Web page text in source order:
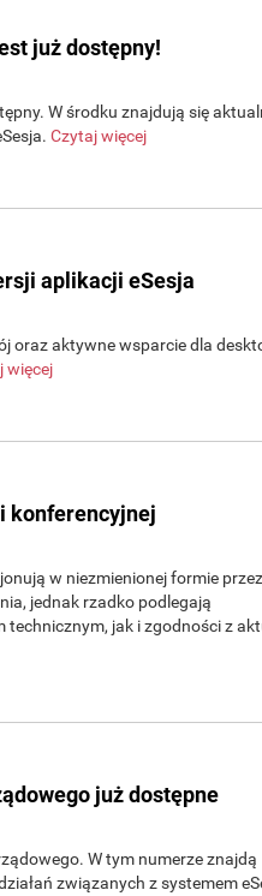
już dostępny!
W środku znajdują się
Czytaj więcej
aplikacji eSesja
oraz aktywne wsparcie dla
więcej
konferencyjnej
w niezmienionej formie przez
jednak rzadko podlegają
jak i zgodności z
już dostępne
W tym numerze znajdą
związanych z systemem